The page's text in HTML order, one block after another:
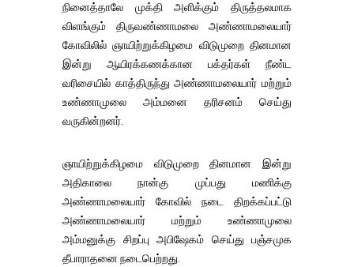
நினைத்தாலே முக்தி அளிக்கும் திருத்தலமாக
விளங்கும் திருவண்ணாமலை அண்ணாமலையார்
கோவிலில் ஞாயிற்றுக்கிழமை விடுமுறை தினமான
இன்று ஆயிரக்கணக்கான பக்தர்கள் நீண்ட
வரிசையில் காத்திருந்து அண்ணாமலையார் மற்றும்
உண்ணாமுலை அம்மனை தரிசனம் செய்து
வருகின்றனர்.
ஞாயிற்றுக்கிழமை விடுமுறை தினமான இன்று
அதிகாலை நான்கு முப்பது மணிக்கு
அண்ணாமலையார் கோவில் நடை திறக்கப்பட்டு
அண்ணாமலையார் மற்றும் உண்ணாமுலை
அம்மனுக்கு சிறப்பு அபிஷேகம் செய்து பஞ்சமுக
தீபாராதனை நடைபெற்றது.